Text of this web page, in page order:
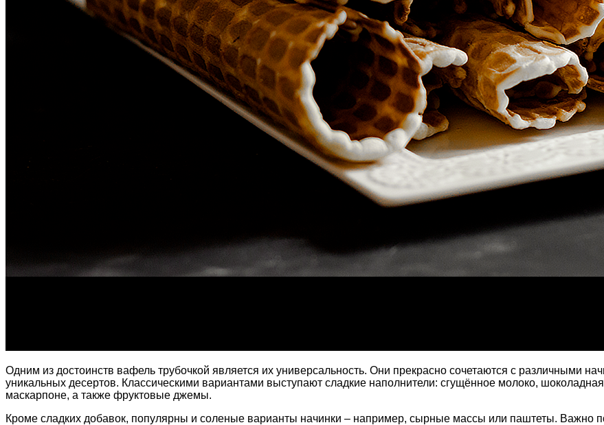
Одним из достоинств вафель трубочкой является их универсальность. Они прекрасно сочетаются с различными
уникальных десертов. Классическими вариантами выступают сладкие наполнители: сгущённое молоко,
маскарпоне, а также фруктовые джемы.
Кроме сладких добавок, популярны и соленые варианты начинки – например, сырные массы или паштеты. Важно